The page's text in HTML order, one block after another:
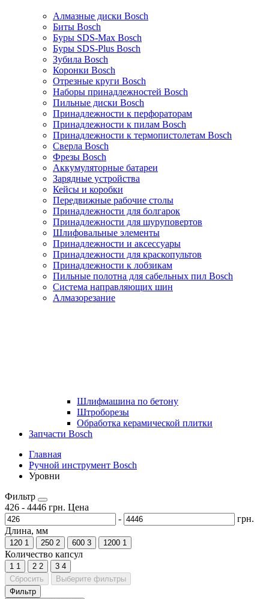
Алмазные диски Bosch
Биты Bosch
Буры SDS-Max Bosch
Буры SDS-Plus Bosch
Зубила Bosch
Коронки Bosch
Отрезные круги Bosch
Наборы принадлежностей Bosch
Пильные диски Bosch
Принадлежности к перфораторам
Принадлежности к пилам Bosch
Принадлежности к термопистолетам Bosch
Сверла Bosch
Фрезы Bosch
Аккумуляторные батареи
Зарядные устройства
Кейсы и коробки
Передвижные рабочие столы
Принадлежности для болгарок
Принадлежности для шуруповертов
Шлифовальные элементы
Принадлежности и аксессуары
Принадлежности для краскопультов
Принадлежности к лобзикам
Пильные полотна для сабельных пил Bosch
Система направляющих шин
Алмазорезание
Шлифмашина по бетону
Штроборезы
Обработка керамической плитки
Запчасти Bosch
Главная
Ручной инструмент Bosch
Уровни
Фильтр
426 - 4446 грн. Цена
-
грн.
Длина, мм
120 1 250 2 600 3 1200 1
Количество капсул
1 1 2 2 3 4
Сбросить
Выберите фильтры
Фильтр